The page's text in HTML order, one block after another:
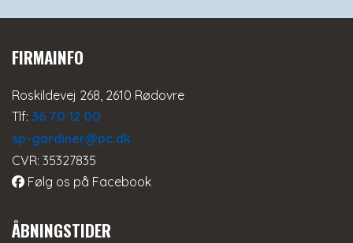
FIRMAINFO
Roskildevej 268, 2610 Rødovre
Tlf: 36 70 12 00
sp-gardiner@pc.dk
CVR: 35327835
Følg os på Facebook
ÅBNINGSTIDER